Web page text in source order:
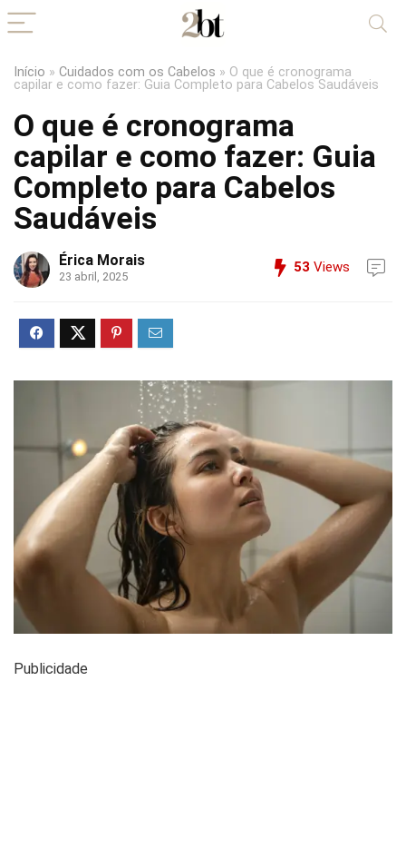
Início » Cuidados com os Cabelos » O que é cronograma
capilar e como fazer: Guia Completo para Cabelos Saudáveis
O que é cronograma
capilar e como fazer: Guia
Completo para Cabelos
Saudáveis
Érica Morais
23 abril, 2025
53 Views
Publicidade